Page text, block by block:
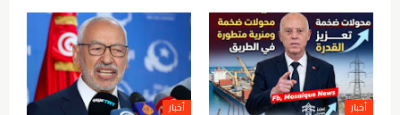
أخبار أخبار